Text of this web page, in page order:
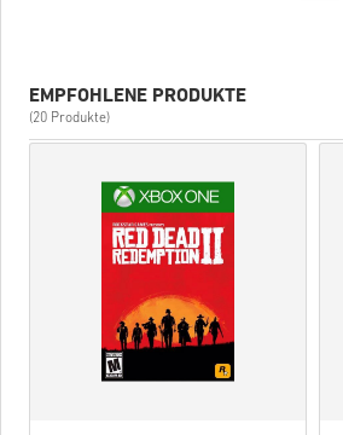
EMPFOHLENE PRODUKTE
(20 Produkte)